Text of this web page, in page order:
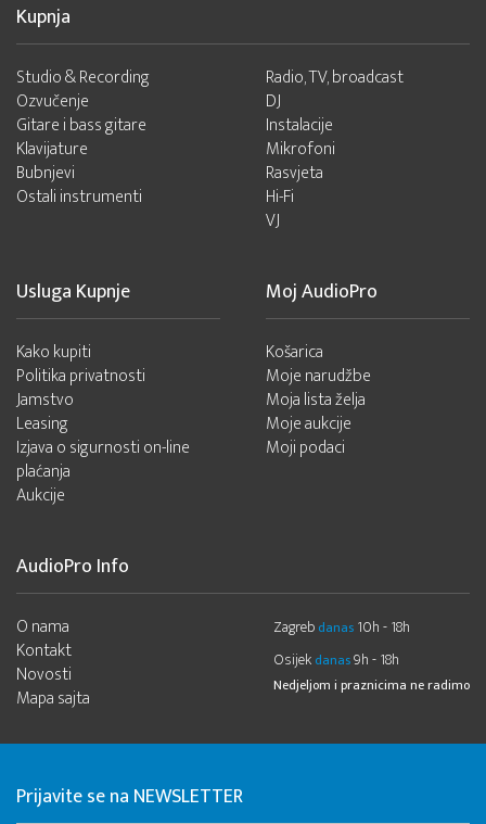
Kupnja
Studio & Recording
Ozvučenje
Gitare i bass gitare
Klavijature
Bubnjevi
Ostali instrumenti
Radio, TV, broadcast
DJ
Instalacije
Mikrofoni
Rasvjeta
Hi-Fi
VJ
Usluga Kupnje
Kako kupiti
Politika privatnosti
Jamstvo
Leasing
Izjava o sigurnosti on-line
plaćanja
Aukcije
Moj AudioPro
Košarica
Moje narudžbe
Moja lista želja
Moje aukcije
Moji podaci
AudioPro Info
O nama
Kontakt
Novosti
Mapa sajta
Zagreb danas 10h - 18h
Osijek danas9h - 18h
Nedjeljom i praznicima ne radimo
Prijavite se na NEWSLETTER